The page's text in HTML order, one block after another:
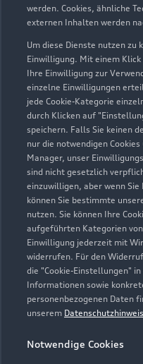
werden. Cookies, ähnliche
externen Inhalten werden
Um diese Dienste nutzen zu
Einwilligung. Mit einem
Ihre Einwilligung zur
einzelne Einwilligungen
jede Cookie-Kategorie
durch Klicken auf
speichern. Falls Sie keinen
nur die notwendigen
Manager, unser
sind nicht gesetzlich
einzuwilligen, aber wenn
können Sie bestimmte
nutzen. Sie können Ihre
aufgeführten Kategorien
Einwilligung jederzeit mit
widerrufen. Für den
die "Cookie-Einstellungen"
Informationen sowie
personenbezogenen Daten
unserem Datenschutzhinweis
Notwendige Cookies
Audi
Sommer
Damit Ihr Audi auch
passende Pflege in
Zur Audi Shopping